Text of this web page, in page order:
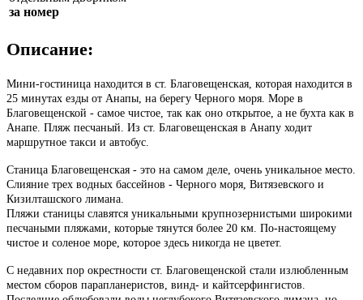
за номер
Описание:
Мини-гостиница находится в ст. Благовещенская, которая находится в
25 минутах езды от Анапы, на берегу Черного моря. Море в
Благовещенской - самое чистое, так как оно открытое, а не бухта как в
Анапе. Пляж песчаный. Из ст. Благовещенская в Анапу ходит
маршрутное такси и автобус.
Станица Благовещенская - это на самом деле, очень уникальное место.
Слияние трех водных бассейнов - Черного моря, Витязевского и
Кизилташского лимана.
Пляжи станицы славятся уникальными крупнозернистыми широкими
песчаными пляжами, которые тянутся более 20 км. По-настоящему
чистое и соленое море, которое здесь никогда не цветет.
С недавних пор окрестности ст. Благовещенской стали излюбленным
местом сборов парапланеристов, винд- и кайтсерфингистов.